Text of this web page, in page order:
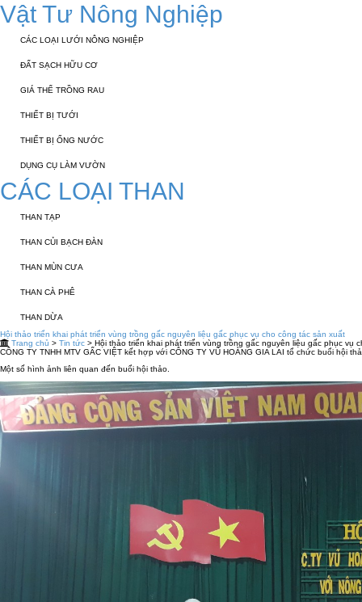
Vật Tư Nông Nghiệp
CÁC LOẠI LƯỚI NÔNG NGHIỆP
ĐẤT SẠCH HỮU CƠ
GIÁ THỂ TRỒNG RAU
THIẾT BỊ TƯỚI
THIẾT BỊ ỐNG NƯỚC
DỤNG CỤ LÀM VƯỜN
CÁC LOẠI THAN
THAN TẠP
THAN CỦI BẠCH ĐÀN
THAN MÙN CƯA
THAN CÀ PHÊ
THAN DỪA
Hội thảo triển khai phát triển vùng trồng gấc nguyên liệu gấc phục vụ cho công tác sản xuất
Trang chủ > Tin tức > Hội thảo triển khai phát triển vùng trồng gấc nguyên liệu gấc phục vụ
CÔNG TY TNHH MTV GẤC VIỆT kết hợp với CÔNG TY VŨ HOÀNG GIA LAI tổ chức buổi
Một số hình ảnh liên quan đến buổi hội thảo.